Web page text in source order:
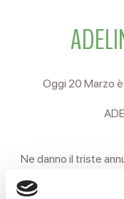
Oggi 20 Marzo
Ne danno il triste